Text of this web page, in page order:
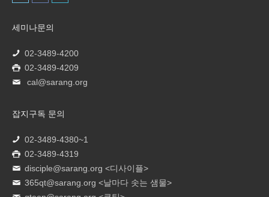
세미나문의
02-3489-4200
02-3489-4209
cal@sarang.org
잡지구독 문의
02-3489-4380~1
02-3489-4319
disciple@sarang.org <디사이플>
365qt@sarang.org <날마다 솟는 샘물>